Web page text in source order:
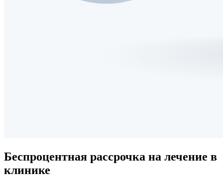
Беспроцентная рассрочка на лечение в
клинике